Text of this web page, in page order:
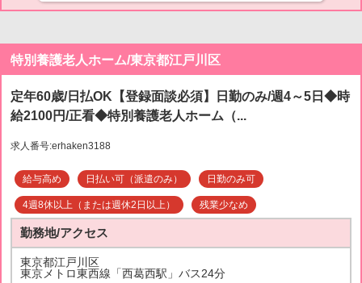
特別養護老人ホーム/東京都江戸川区
定年60歳/日払OK【登録面談必須】日勤のみ/週4～5日◆時
給2100円/正看◆特別養護老人ホーム（...
求人番号:erhaken3188
給与高め 日払い可（派遣のみ） 日勤のみ可
4週8休以上（または週休2日以上） 残業少なめ
勤務地/アクセス
東京都江戸川区
東京メトロ東西線「西葛西駅」バス24分